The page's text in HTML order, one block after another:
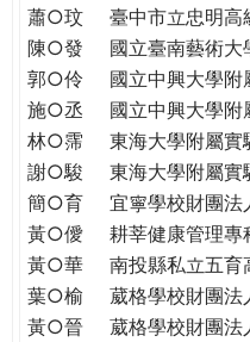
TODAY
THE
WORLD
TOMORROW
PUTTING
YOU
ON
THE
PATH
GLOBAL
CITIZENSHIP
蕭○玟
臺中市立忠明高
陳○發
國立臺南藝術大
郭○伶
國立中興大學附
施○丞
國立中興大學附
林○霈
東海大學附屬實
謝○駿
東海大學附屬實
簡○育
宜寧學校財團法
黃○僾
耕莘健康管理專
黃○華
南投縣私立五育
葉○榆
葳格學校財團法
黃○晉
葳格學校財團法